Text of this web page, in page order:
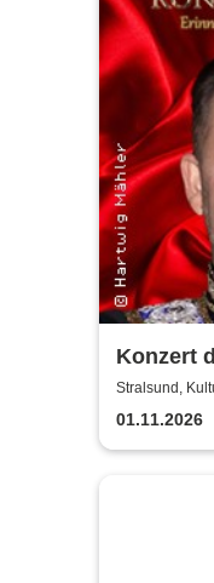
Konzert
Ronny
Stralsund,
01.11.2026